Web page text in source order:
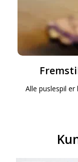
Alle puslespil